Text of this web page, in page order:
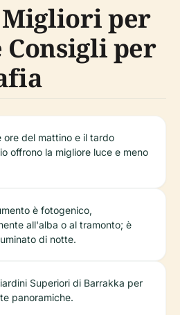
per
per
ore del mattino e il tardo
offrono la migliore luce e meno
è fotogenico,
all'alba o al tramonto; è
di notte.
Superiori di Barrakka per
panoramiche.